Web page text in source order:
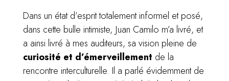
Dans un état d’esprit totalement informel et posé,
dans cette bulle intimiste, Juan Camilo m’a livré, et
a ainsi livré à mes auditeurs, sa vision pleine de
curiosité et d’émerveillement de la
rencontre interculturelle. Il a parlé évidemment de